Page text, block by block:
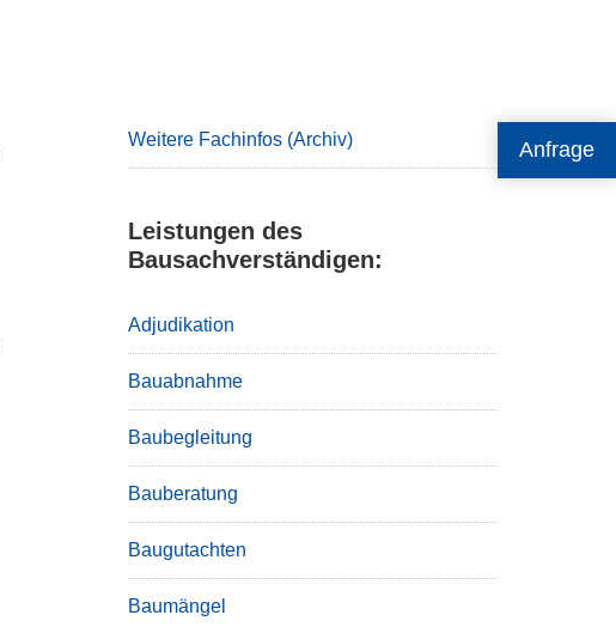
Anfrage
Weitere Fachinfos (Archiv)
Leistungen des
Bausachverständigen:
Adjudikation
Bauabnahme
Baubegleitung
Bauberatung
Baugutachten
Baumängel